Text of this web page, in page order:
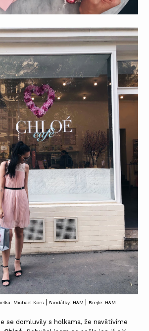
Michael Kors Sandálky: H&M Brejle: H&M
se domluvily s holkama, že navštívíme